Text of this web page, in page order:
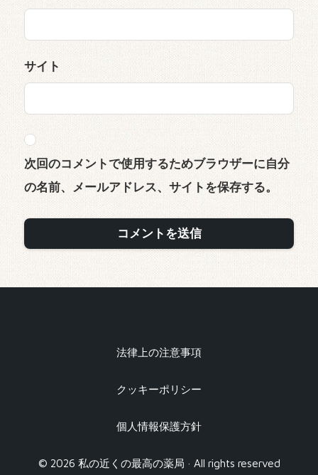
サイト
次回のコメントで使用するためブラウザーに自分
の名前、メールアドレス、サイトを保存する。
法律上の注意事項
クッキーポリシー
個人情報保護方針
© 2026 私の近くの最高の薬局 · All rights reserved